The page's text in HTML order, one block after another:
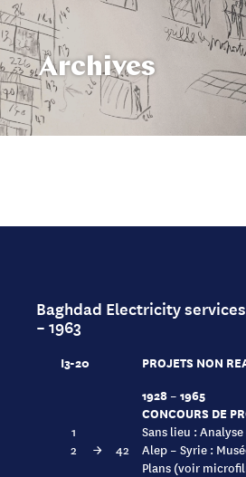
Archives
Baghdad Electricity
– 1963
I3-20
PROJETS NON
1928 – 1965
CONCOURS DE
1
Sans lieu :
2
→ 42
Alep – Syrie :
Plans (voir